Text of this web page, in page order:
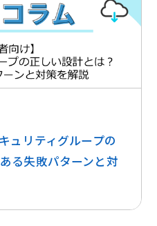
ュリティグループの
る失敗パターンと対